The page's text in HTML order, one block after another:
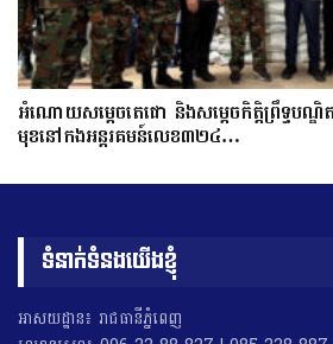
អំណោយសម្តេចតេជោ និងសម្តេចកិត្តិព្រឹទ្ធបណ្ឌិ
មុខនៅកងអន្តរគមន៍លេខ៣២៤…
ទំនាក់ទំនងយើងខ្ញុំ
អាសយដ្ឋាន៖ រាជធានីភ្នំពេញ